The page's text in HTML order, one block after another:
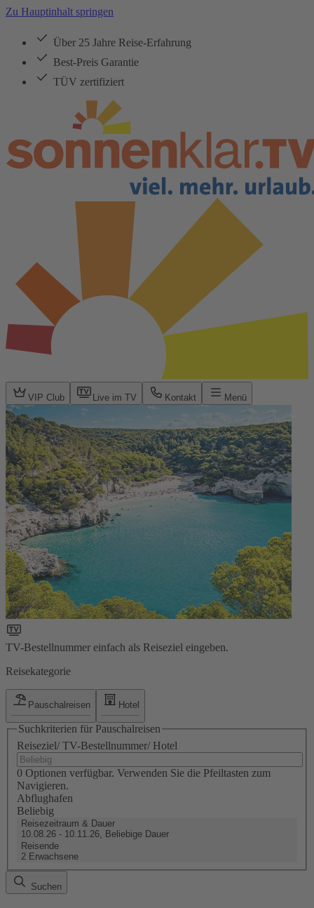
Zu Hauptinhalt springen
Über 25 Jahre Reise-Erfahrung
Best-Preis Garantie
TÜV zertifiziert
VIP Club Live im TV Kontakt Menü
TV-Bestellnummer einfach als Reiseziel eingeben.
Reisekategorie
Pauschalreisen Hotel
Suchkriterien für Pauschalreisen
Reiseziel/ TV-Bestellnummer/ Hotel
0 Optionen verfügbar. Verwenden Sie die Pfeiltasten zum
Navigieren.
Abflughafen
Beliebig
Reisezeitraum & Dauer
10.08.26 - 10.11.26, Beliebige Dauer
Reisende
2 Erwachsene
Suchen